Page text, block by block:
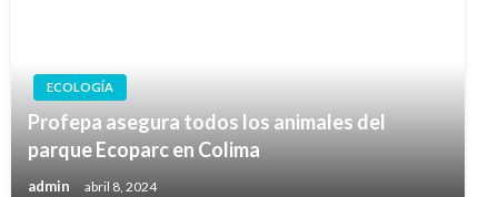
ECOLOGÍA
Profepa asegura todos los animales del
parque Ecoparc en Colima
admin abril 8, 2024